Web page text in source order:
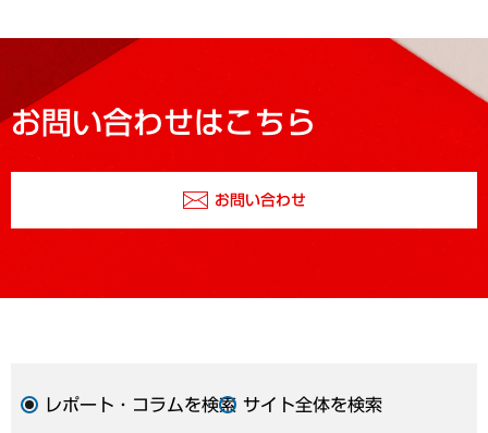
お問い合わせはこちら
お問い合わせ
レポート・コラムを検索 サイト全体を検索